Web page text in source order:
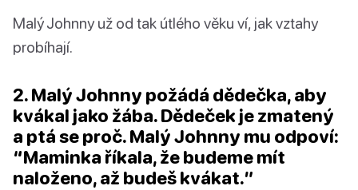
Malý Johnny už od tak útlého věku ví, jak vztahy
probíhají.
2. Malý Johnny požádá dědečka, aby
kvákal jako žába. Dědeček je zmatený
a ptá se proč. Malý Johnny mu odpoví:
“Maminka říkala, že budeme mít
naloženo, až budeš kvákat.”